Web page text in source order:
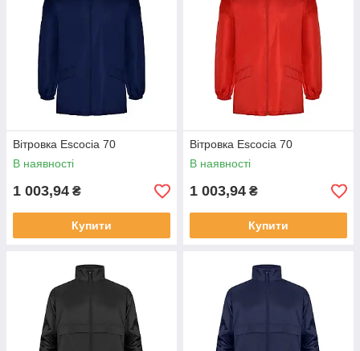
Вітровка Escocia 70
В наявності
1 003,94 ₴
Купити
Вітровка Escocia 70
В наявності
1 003,94 ₴
Купити